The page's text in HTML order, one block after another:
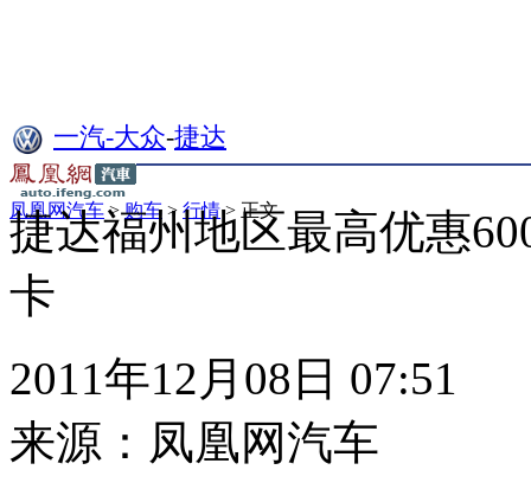
一汽-大众-捷达
凤凰网汽车>购车 > 行情> 正文
捷达福州地区最高优惠
卡
2011年12月08日 07:51
来源： 凤凰网汽车